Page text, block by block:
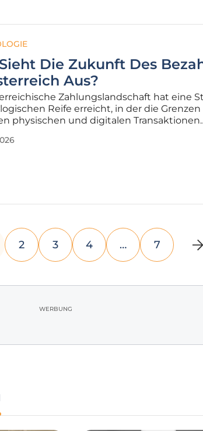
Die Zukunft Des
Aus?
Zahlungslandschaft hat eine
Reife erreicht, in der die Grenzen
physischen und digitalen Transaktionen
Dreh- und Angelpunkt geworden ist.
2 3 4 … 7
WERBUNG